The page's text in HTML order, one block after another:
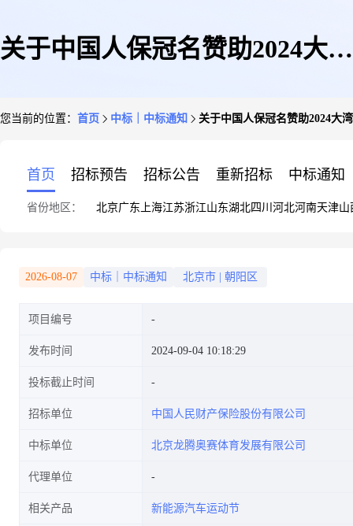
关于中国人保冠名赞助2024大湾
您当前的位置： 首页 中标｜中标通知 关于中国人保冠名赞助2024大
首页 招标预告 招标公告 重新招标 中标通知
省份地区： 北京广东 上海江苏浙江山东湖北四川 河北河南天津山
2026-08-07 中标｜中标通知 北京市 朝阳区
项目编号
发布时间 2024-09-04 10:18:29
投标截止时间
招标单位 中国人民财产保险股份有限公司
中标单位 北京龙腾奥赛体育发展有限公司
代理单位
相关产品 新能源汽车运动节